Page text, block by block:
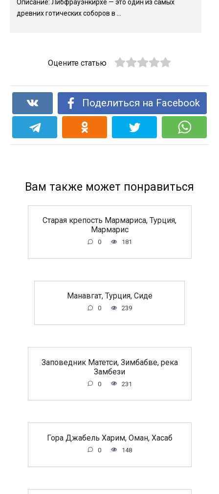
Описание: Либфрауэнкирхе — это один из самых
древних готических соборов в ...
Оцените статью
Поделиться на Facebook
Вам также может понравиться
Старая крепость Мармариса, Турция,
Мармарис
0 181
Манавгат, Турция, Сиде
0 239
Заповедник Матетси, Зимбабве, река
Замбези
0 231
Гора Джабель Харим, Оман, Хасаб
0 148